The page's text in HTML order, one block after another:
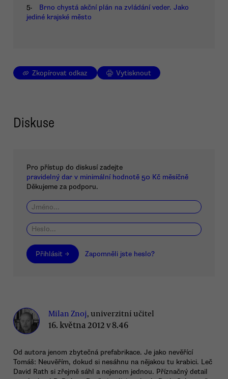
5.
Brno chystá akční plán na zvládání veder. Jako
jediné krajské město
Zkopírovat odkaz Vytisknout
Diskuse
Pro přístup do diskusí zadejte
pravidelný dar v minimální hodnotě 50 Kč měsíčně
Děkujeme za podporu.
Přihlásit → Zapomněli jste heslo?
Milan Znoj, univerzitní učitel
16. května 2012 v 8.46
Od autora jenom zbytečná prefabrikace. Je jako nevěřící
Tomáš: Neuvěřím, dokud si nesáhnu na nějakou tu krabici. Leč
David Rath si zřejmě sáhl a nejenom jednou. Příznačný detail